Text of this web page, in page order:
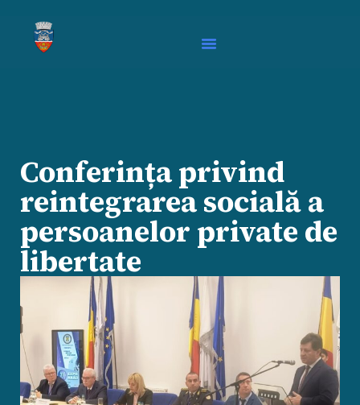
Conferința privind
reintegrarea socială a
persoanelor private de
libertate